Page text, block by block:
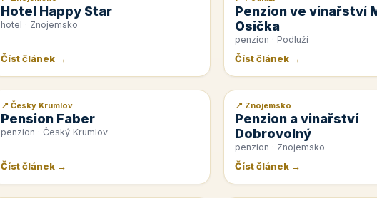
Hotel Happy Star
hotel · Znojemsko
Číst článek →
Penzion ve vinařství
Osička
penzion · Podluží
Číst článek →
📰 PR článek
📍 Český Krumlov
Pension Faber
penzion · Český Krumlov
Číst článek →
📰 PR článek
📍 Znojemsko
Penzion a vinařství
Dobrovolný
penzion · Znojemsko
Číst článek →